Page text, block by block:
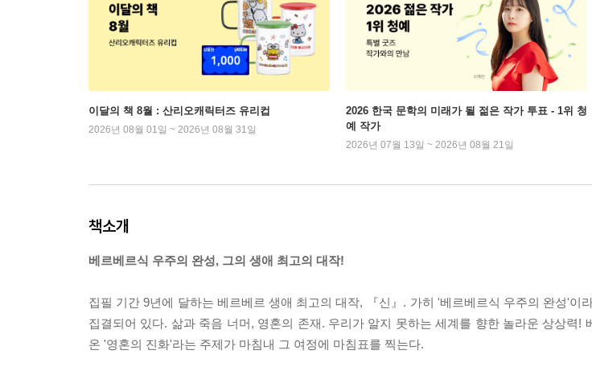
이달의 책 8월 : 산리오캐릭터즈 유리컵
2026년 08월 01일 ~ 2026년 08월 31일
2026 한국 문학의 미래가 될 젊은 작가 투표 - 1위 청
예 작가
2026년 07월 13일 ~ 2026년 08월 21일
책소개
베르베르식 우주의 완성, 그의 생애 최고의 대작!
집필 기간 9년에 달하는 베르베르 생애 최고의 대작, 『신』. 가히 '베르베르식 우주의 완성'이
집결되어 있다. 삶과 죽음 너머, 영혼의 존재. 우리가 알지 못하는 세계를 향한 놀라운 상상력!
온 '영혼의 진화'라는 주제가 마침내 그 여정에 마침표를 찍는다.